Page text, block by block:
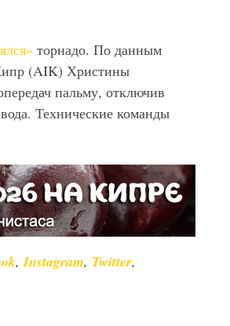
торнадо. По данным
(AIK) Христины
пальму, отключив
Технические команды
,Instagram, Twitter,